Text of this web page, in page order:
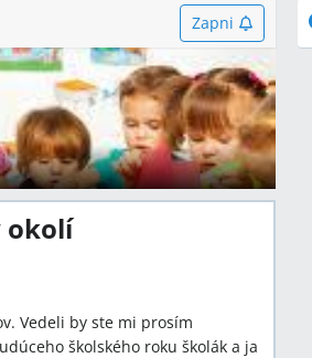
Zapni
okolí
Vedeli by ste mi prosím
školského roku školák a ja